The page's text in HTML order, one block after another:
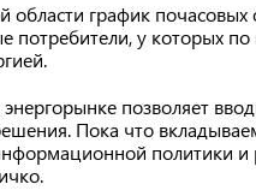
области график
потребители, у которых
позволяет
Пока что
политики и